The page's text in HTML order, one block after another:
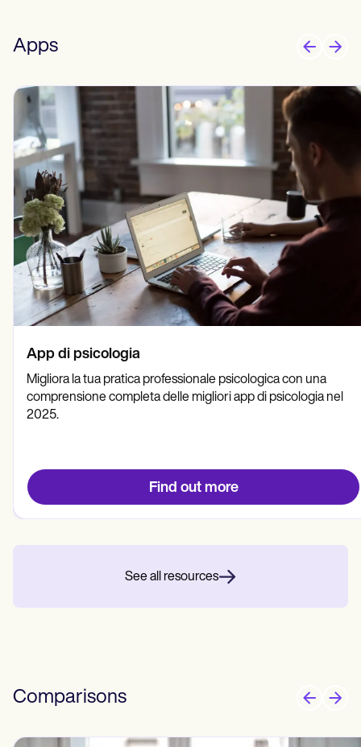
Apps
App di psicologia
Migliora la tua pratica professionale psicologica con una
comprensione completa delle migliori app di psicologia nel
2025.
Find out more
See all resources
Comparisons